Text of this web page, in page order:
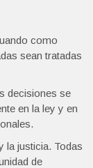
como
sean tratadas
decisiones se
en la ley y en
la justicia. Todas
de